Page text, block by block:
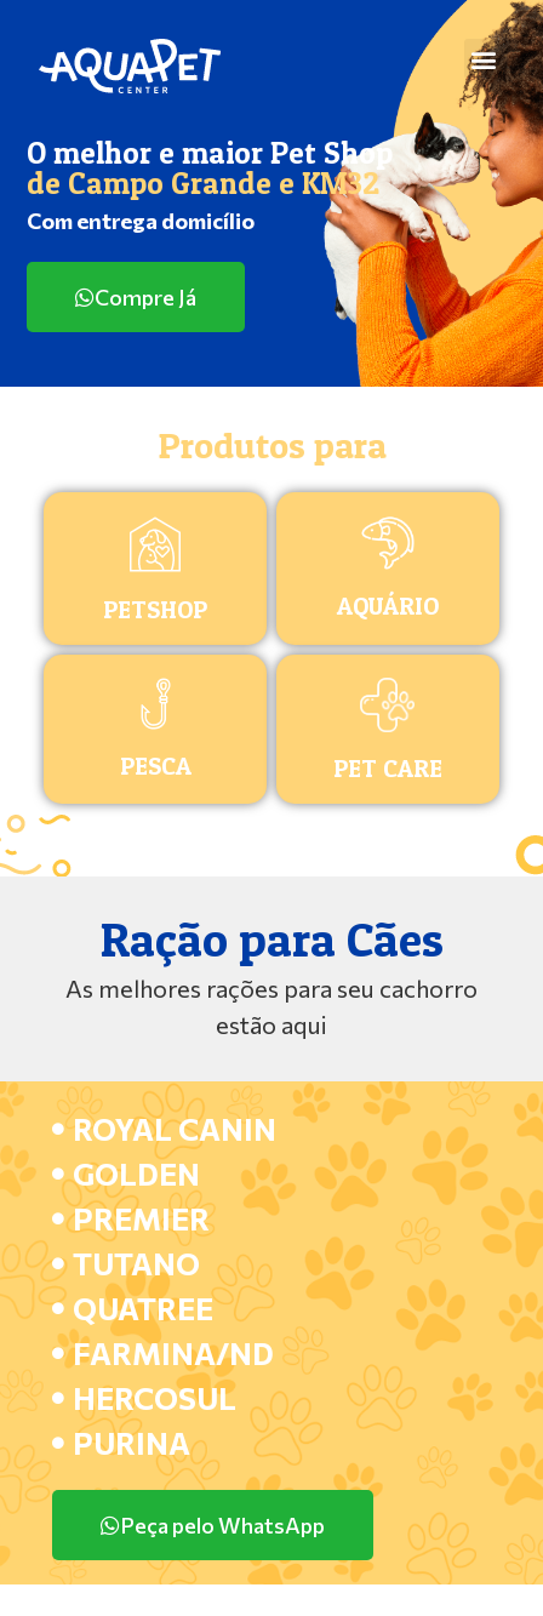
O melhor e maior Pet Shop
de Campo Grande e KM32
Com entrega domicílio
Compre Já
Produtos para
PETSHOP AQUÁRIO
PESCA PET CARE
Ração para Cães
As melhores rações para seu cachorro
estão aqui
ROYAL CANIN
GOLDEN
PREMIER
TUTANO
QUATREE
FARMINA/ND
HERCOSUL
PURINA
Peça pelo WhatsApp